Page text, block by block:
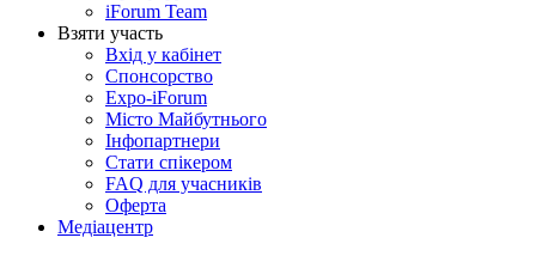
iForum Team
Взяти участь
Вхід у кабінет
Спонсорство
Expo-iForum
Місто Майбутнього
Інфопартнери
Стати спікером
FAQ для учасників
Оферта
Медіацентр